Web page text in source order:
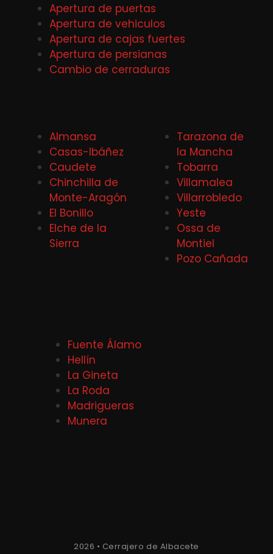
Apertura de puertas
Apertura de vehiculos
Apertura de cajas fuertes
Apertura de persianas
Cambio de cerraduras
Almansa
Casas-Ibáñez
Caudete
Chinchilla de
Monte-Aragón
El Bonillo
Elche de la
Sierra
Tarazona de
la Mancha
Tobarra
Villamalea
Villarrobledo
Yeste
Ossa de
Montiel
Pozo Cañada
Fuente Álamo
Hellín
La Gineta
La Roda
Madrigueras
Munera
2026 • Cerrajero de Albacete